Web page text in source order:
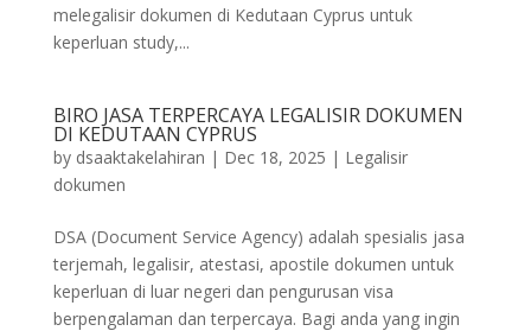
melegalisir dokumen di Kedutaan Cyprus untuk
keperluan study,...
BIRO JASA TERPERCAYA LEGALISIR DOKUMEN
DI KEDUTAAN CYPRUS
by dsaaktakelahiran | Dec 18, 2025 | Legalisir
dokumen
DSA (Document Service Agency) adalah spesialis jasa
terjemah, legalisir, atestasi, apostile dokumen untuk
keperluan di luar negeri dan pengurusan visa
berpengalaman dan terpercaya. Bagi anda yang ingin